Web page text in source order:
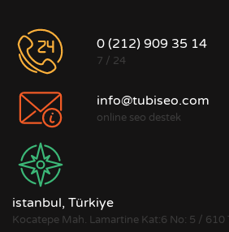
0 (212) 909 35 14
7 / 24
info@tubiseo.com
online seo destek
istanbul, Türkiye
Kocatepe Mah. Lamartine Kat:6 No: 5 / 610